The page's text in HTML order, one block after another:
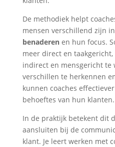
De methodiek helpt
mensen verschillend zijn
benaderenen hun focus.
meer direct en
indirect en mensgericht te
verschillen te herkennen
kunnen coaches
behoeftes van hun klanten.
In de praktijk betekent dit
aansluiten bij de
klant. Je leert werken met